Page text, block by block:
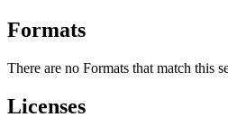
Formats
There are no Formats that match this
Licenses